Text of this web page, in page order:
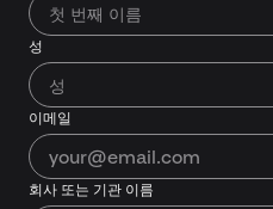
성
이메일
회사 또는 기관 이름